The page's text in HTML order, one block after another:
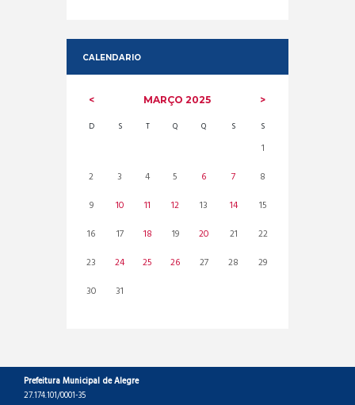
CALENDARIO
MARÇO2025
D S T Q Q S S
1
2
3 4 5 6 7
8
9
10 11 12 13 14
15
16
17 18 19 20 21
22
23
24 25 26 27 28
29
30
31
Prefeitura Municipal de Alegre
27.174.101/0001-35